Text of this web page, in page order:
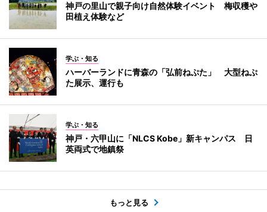
神戸の里山で親子向け自然体験イベント 梅収穫や
田植え体験など
学ぶ・知る
ハーバーランドに青森の「弘前ねぷた」 大型ねぷ
た展示、運行も
学ぶ・知る
神戸・六甲山に「NLCS Kobe」新キャンパス 日
英両式で地鎮祭
もっと見る